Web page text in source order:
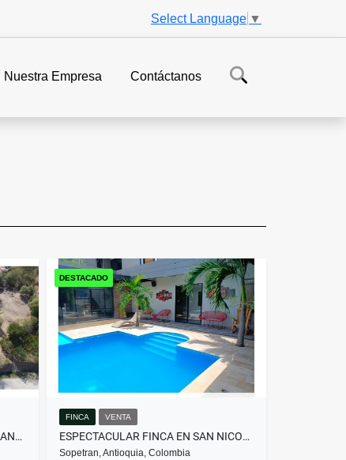
Select Language ▼
Nuestra Empresa Contáctanos
HERMOSO LOTE TOPOGRAFIA PLANA, EN SOPETRAN JUNTO A VIA PRINCIPAL
DESTACADO
FINCA VENTA
ESPECTACULAR FINCA EN SAN NICOLAS DE BARI!
Sopetran, Antioquia, Colombia